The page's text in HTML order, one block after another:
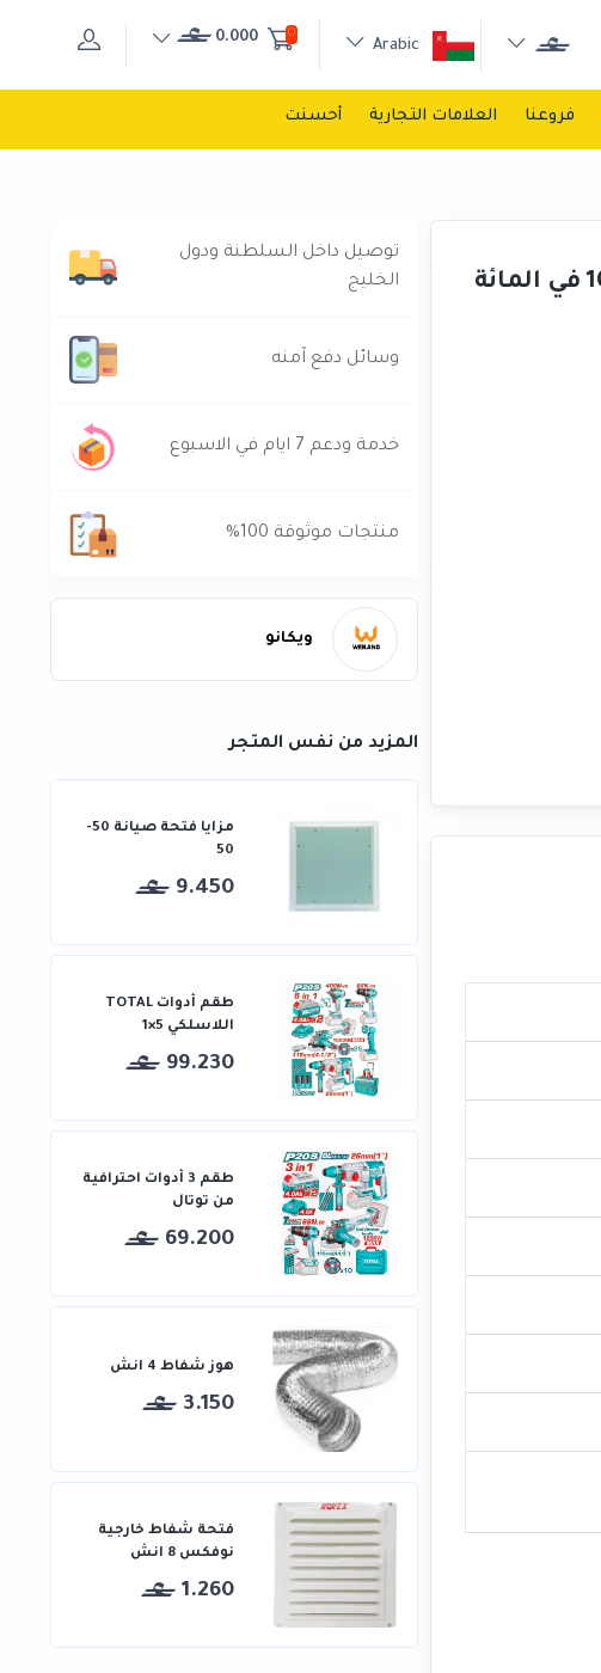
0
0.000
فروعنا العلامات التجارية أحسنت
القار المطاطي ويكانو إس بي إس نسبة 10 في المائة
توصيل داخل السلطنة ودول
الخليج
وسائل دفع آمنه
خدمة ودعم 7 ايام في الاسبوع
منتجات موثوقة 100%
ويكانو
المزيد من نفس المتجر
مزايا فتحة صيانة 50-
50
9.450
طقم أدوات TOTAL
اللاسلكي 5×1
99.230
طقم 3 أدوات احترافية
من توتال
69.200
هوز شفاط 4 انش
3.150
فتحة شفاط خارجية
نوفكس 8 انش
1.260